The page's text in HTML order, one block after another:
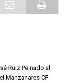
Ruiz Peinado al
Manzanares CF